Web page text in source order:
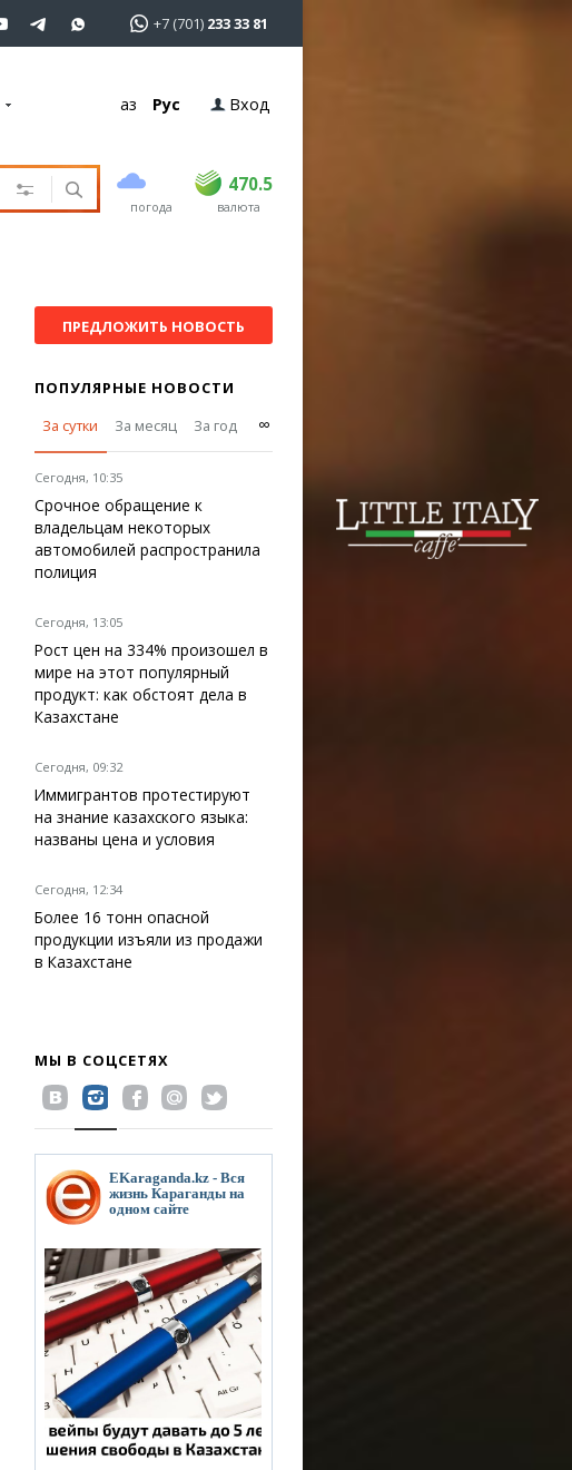
+7 (701) 233 33 81
Қаз Рус Вход
погода
470.5
USD 468.5 470.5
EUR валюта
ПРЕДЛОЖИТЬ НОВОСТЬ
ПОПУЛЯРНЫЕ НОВОСТИ
За сутки
За месяц За год ∞
Сегодня, 10:35
Срочное обращение к
владельцам некоторых
автомобилей распространила
полиция
Сегодня, 13:05
Рост цен на 334% произошел в
мире на этот популярный
продукт: как обстоят дела в
Казахстане
Сегодня, 09:32
Иммигрантов протестируют
на знание казахского языка:
названы цена и условия
Сегодня, 12:34
Более 16 тонн опасной
продукции изъяли из продажи
в Казахстане
МЫ В СОЦСЕТЯХ
EKaraganda.kz - Вся
жизнь Караганды на
одном сайте